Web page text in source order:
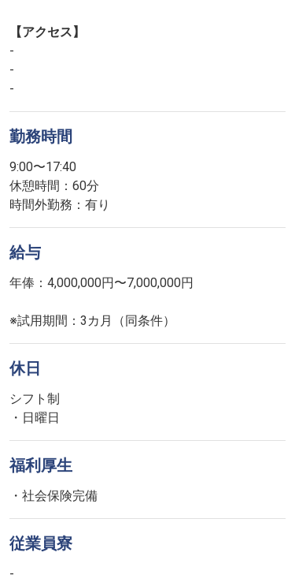
【アクセス】
-
-
-
勤務時間
9:00〜17:40
休憩時間：60分
時間外勤務：有り
給与
年俸：4,000,000円〜7,000,000円
※試用期間：3カ月（同条件）
休日
シフト制
・日曜日
福利厚生
・社会保険完備
従業員寮
-